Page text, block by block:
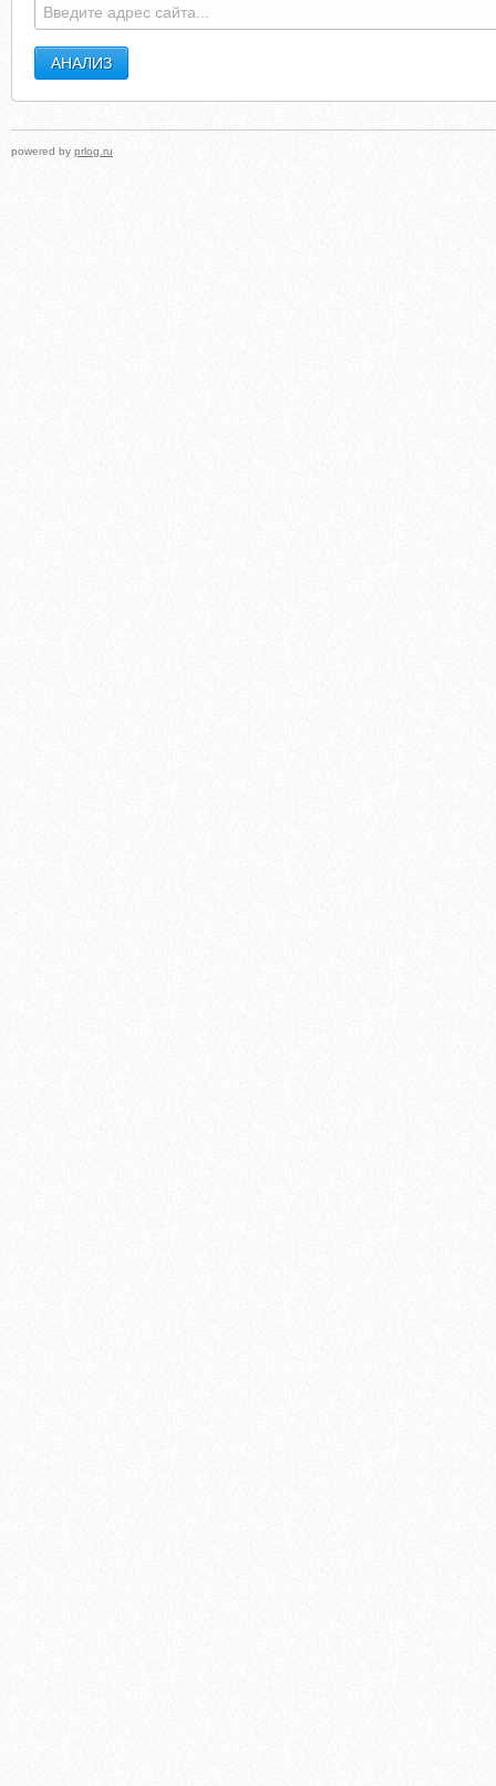
powered by prlog.ru